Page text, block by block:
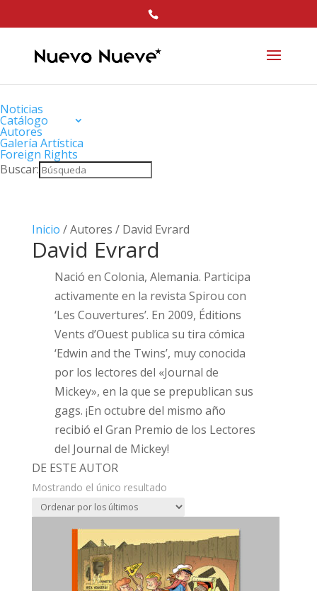
Noticias
Catálogo
Autores
Galería Artística
Foreign Rights
Buscar:
Inicio / Autores / David Evrard
David Evrard
Nació en Colonia, Alemania. Participa
activamente en la revista Spirou con
‘Les Couvertures’. En 2009, Éditions
Vents d’Ouest publica su tira cómica
‘Edwin and the Twins’, muy conocida
por los lectores del «Journal de
Mickey», en la que se prepublican sus
gags. ¡En octubre del mismo año
recibió el Gran Premio de los Lectores
del Journal de Mickey!
DE ESTE AUTOR
Mostrando el único resultado